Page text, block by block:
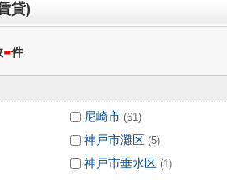
貸)
-件
尼崎市 (61)
神戸市灘区 (5)
神戸市垂水区 (1)